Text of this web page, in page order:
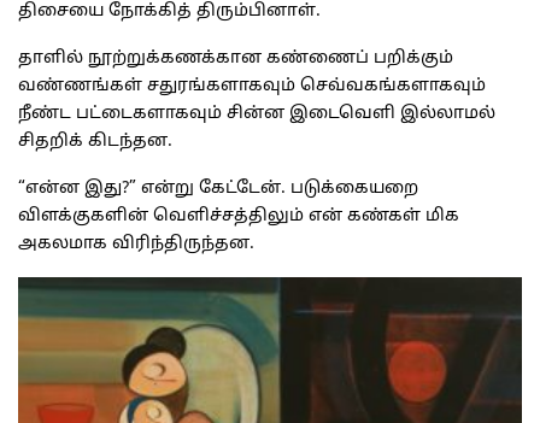
திசையை நோக்கித் திரும்பினாள்.
தாளில் நூற்றுக்கணக்கான கண்ணைப் பறிக்கும்
வண்ணங்கள் சதுரங்களாகவும் செவ்வகங்களாகவும்
நீண்ட பட்டைகளாகவும் சின்ன இடைவெளி இல்லாமல்
சிதறிக் கிடந்தன.
“என்ன இது?” என்று கேட்டேன். படுக்கையறை
விளக்குகளின் வெளிச்சத்திலும் என் கண்கள் மிக
அகலமாக விரிந்திருந்தன.